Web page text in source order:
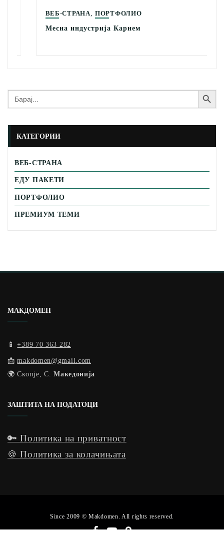
ВЕБ-СТРАНА,ПОРТФОЛИО
Месна индустрија Карнем
Search
for:
Search Button
КАТЕГОРИИ
ВЕБ-СТРАНА
ЕДУ ПАКЕТИ
ПОРТФОЛИО
ПРЕМИУМ ТЕМИ
МАКДОМЕН
📱+389 70 363 282
📩makdomen@gmail.com
🌍 Скопје, С.Македонија
ЗАШТИТА НА ПОДАТОЦИ
🔑 Политика на приватност
🍪 Политика за колачињата
Since 2009 © Makdomen. All rights reserved.